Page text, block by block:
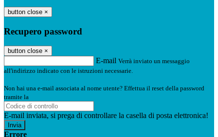
button close ×
Recupero password
button close ×
E-mail Verrà inviato un messaggio
all'indirizzo indicato con le istruzioni necessarie.
Non hai una e-mail associata al nome utente? Effettua il reset della password
tramite la
E-mail inviata, si prega di controllare la casella di posta elettronica!
Errore